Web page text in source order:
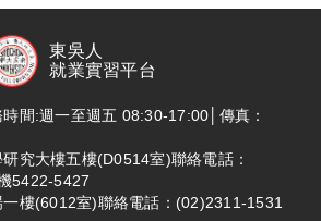
東吳人
就業實習平台
間:週一至週五 08:30-17:00│傳真：
究大樓五樓(D0514室)聯絡電話：
5422-5427
樓(6012室)聯絡電話：(02)2311-1531